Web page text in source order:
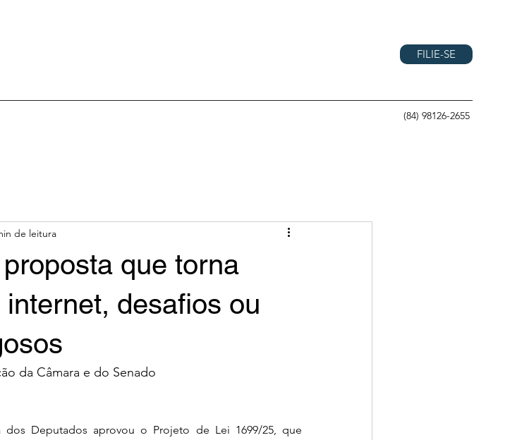
FILIE-SE
(84) 98126-2655
que torna
desafios ou
de leitura
da Câmara e do Senado
dos Deputados aprovou o Projeto de Lei 1699/25, que